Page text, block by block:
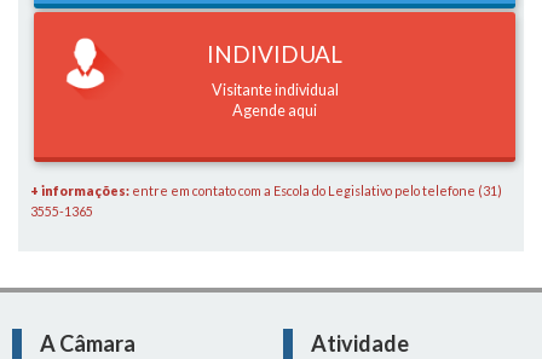
INDIVIDUAL
Visitante individual
Agende aqui
+ informações: entre em contato com a Escola do Legislativo pelo telefone (31)
3555-1365
A Câmara
Atividade